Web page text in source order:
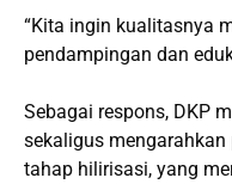
“Kita ingin kualitasnya
pendampingan dan
Sebagai respons, DKP
sekaligus
tahap hilirisasi, yang